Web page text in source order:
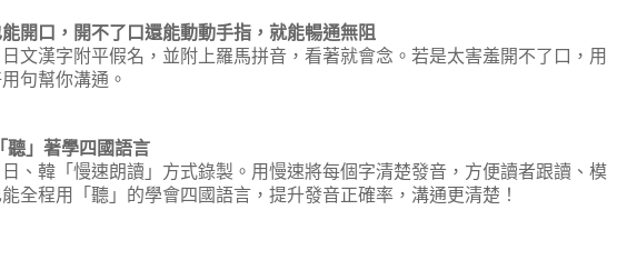
開口，開不了口還能動動手指，就能暢通無阻
文漢字附平假名，並附上羅馬拼音，看著就會念。若是太害羞開不了口，用
句幫你溝通。
」著學四國語言
、韓「慢速朗讀」方式錄製。用慢速將每個字清楚發音，方便讀者跟讀、模
全程用「聽」的學會四國語言，提升發音正確率，溝通更清楚！